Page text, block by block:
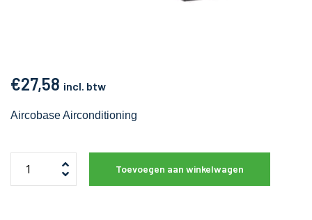
€27,58 incl. btw
Aircobase Airconditioning
Toevoegen aan winkelwagen